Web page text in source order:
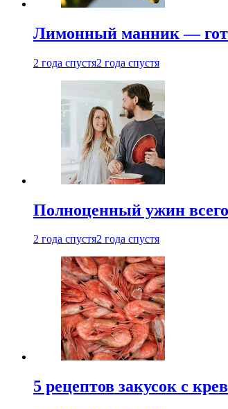
Лимонный манник —
2 года спустя2 года спустя
Полноценный ужин
2 года спустя2 года спустя
5 рецептов закусок с